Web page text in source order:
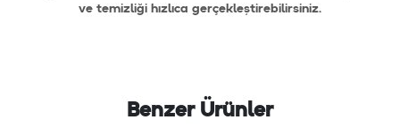
ve temizliği hızlıca gerçekleştirebilirsiniz.
Benzer Ürünler